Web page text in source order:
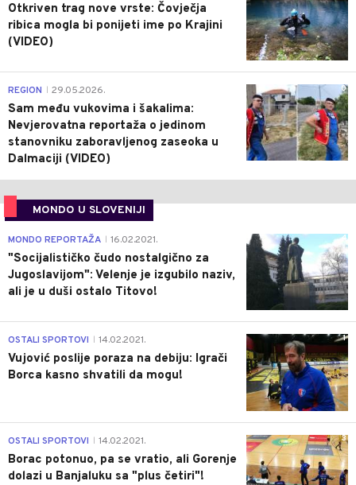
Otkriven trag nove vrste: Čovječja
ribica mogla bi ponijeti ime po Krajini
(VIDEO)
0
REGION 29.05.2026.
Sam među vukovima i šakalima:
Nevjerovatna reportaža o jedinom
stanovniku zaboravljenog zaseoka u
Dalmaciji (VIDEO)
MONDO U SLOVENIJI
4
MONDO REPORTAŽA 16.02.2021.
"Socijalističko čudo nostalgično za
Jugoslavijom": Velenje je izgubilo naziv,
ali je u duši ostalo Titovo!
1
OSTALI SPORTOVI 14.02.2021.
Vujović poslije poraza na debiju: Igrači
Borca kasno shvatili da mogu!
3
OSTALI SPORTOVI 14.02.2021.
Borac potonuo, pa se vratio, ali Gorenje
dolazi u Banjaluku sa "plus četiri"!